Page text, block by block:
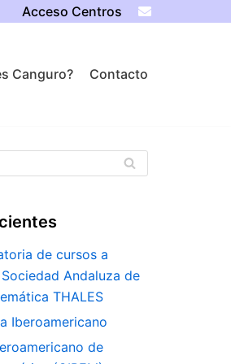
Acceso Centros
Canguro? Contacto
de cursos a
Andaluza de
THALES
Iberoamericano
de